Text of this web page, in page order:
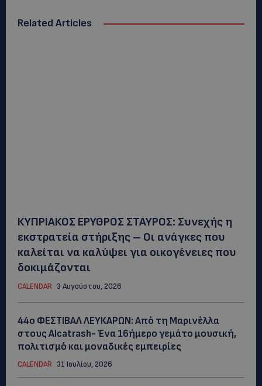
Related Articles
ΚΥΠΡΙΑΚΟΣ ΕΡΥΘΡΟΣ ΣΤΑΥΡΟΣ: Συνεχής η
εκστρατεία στήριξης – Οι ανάγκες που
καλείται να καλύψει για οικογένειες που
δοκιμάζονται
CALENDAR 3 Αυγούστου, 2026
44ο ΦΕΣΤΙΒΑΛ ΛΕΥΚΑΡΩΝ: Από τη Μαρινέλλα
στους Alcatrash- Ένα 16ήμερο γεμάτο μουσική,
πολιτισμό και μοναδικές εμπειρίες
CALENDAR 31 Ιουλίου, 2026